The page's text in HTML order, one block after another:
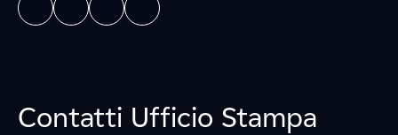
Contatti Ufficio Stampa